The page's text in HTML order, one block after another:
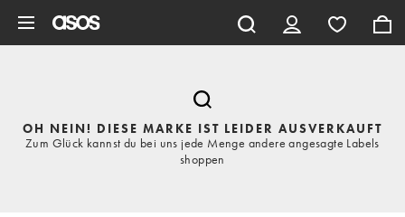
OH NEIN! DIESE MARKE IST LEIDER AUSVERKAUFT
Zum Glück kannst du bei uns jede Menge andere angesagte Labels
shoppen